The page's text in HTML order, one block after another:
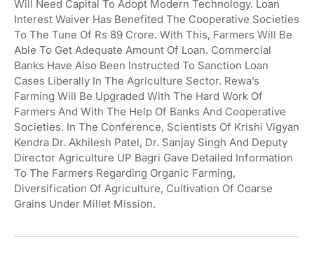
Will Need Capital To Adopt Modern Technology. Loan
Interest Waiver Has Benefited The Cooperative Societies
To The Tune Of Rs 89 Crore. With This, Farmers Will Be
Able To Get Adequate Amount Of Loan. Commercial
Banks Have Also Been Instructed To Sanction Loan
Cases Liberally In The Agriculture Sector. Rewa’s
Farming Will Be Upgraded With The Hard Work Of
Farmers And With The Help Of Banks And Cooperative
Societies. In The Conference, Scientists Of Krishi Vigyan
Kendra Dr. Akhilesh Patel, Dr. Sanjay Singh And Deputy
Director Agriculture UP Bagri Gave Detailed Information
To The Farmers Regarding Organic Farming,
Diversification Of Agriculture, Cultivation Of Coarse
Grains Under Millet Mission.